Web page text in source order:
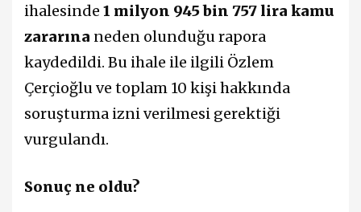
ihalesinde 1 milyon 945 bin 757 lira kamu
zararına neden olunduğu rapora
kaydedildi. Bu ihale ile ilgili Özlem
Çerçioğlu ve toplam 10 kişi hakkında
soruşturma izni verilmesi gerektiği
vurgulandı.
Sonuç ne oldu?